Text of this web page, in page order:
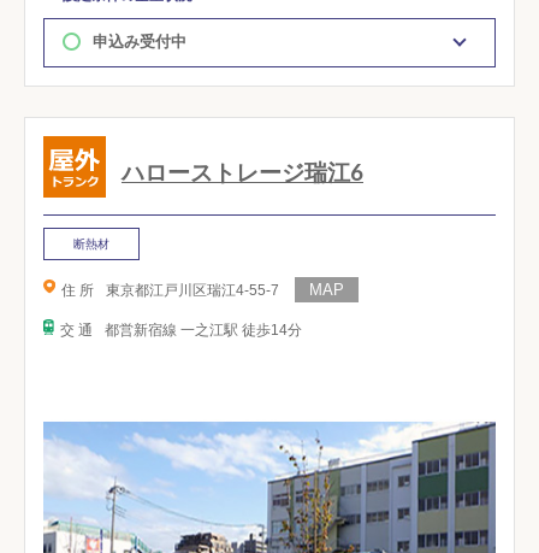
申込み受付中
ハローストレージ瑞江6
断熱材
住 所 東京都江戸川区瑞江4-55-7
交 通 都営新宿線 一之江駅 徒歩14分